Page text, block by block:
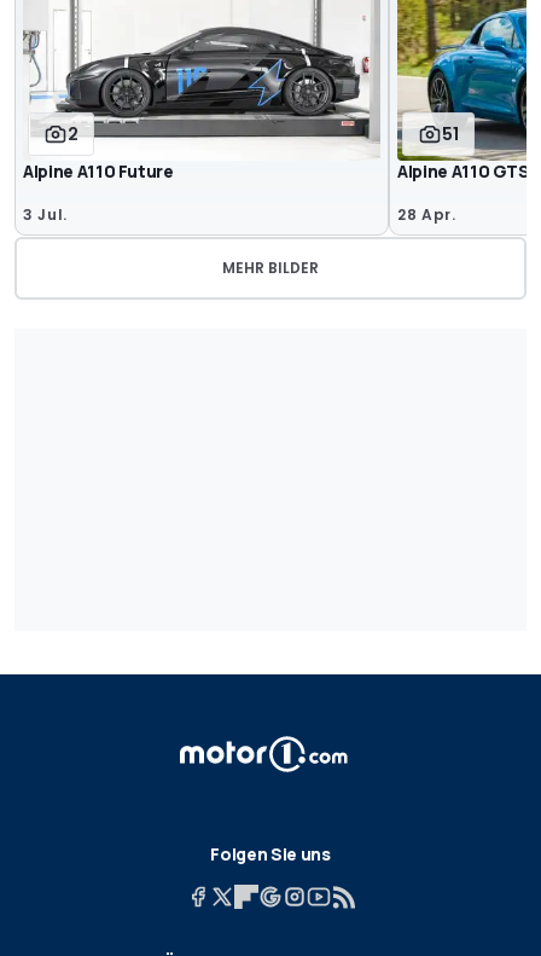
2
Alpine A110 Future
3 Jul.
51
Alpine A110
28 Apr.
MEHR BILDER
Folgen Sie uns